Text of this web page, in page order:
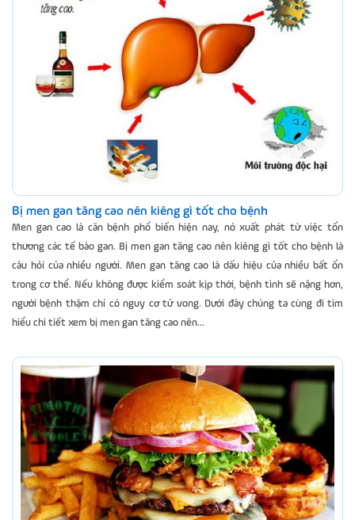
Bị men gan tăng cao nên kiêng gì tốt cho bệnh
Men gan cao là căn bệnh phổ biến hiện nay, nó xuất phát từ việc tổn
thương các tế bào gan. Bị men gan tăng cao nên kiêng gì tốt cho bệnh là
câu hỏi của nhiều người. Men gan tăng cao là dấu hiệu của nhiều bất ổn
trong cơ thể. Nếu không được kiểm soát kịp thời, bệnh tình sẽ nặng hơn,
người bệnh thậm chí có nguy cơ tử vong. Dưới đây chúng ta cùng đi tìm
hiểu chi tiết xem bị men gan tăng cao nên...